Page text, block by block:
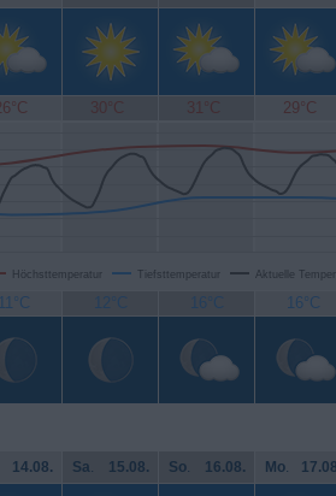
30°C 31°C 29°C
Höchsttemperatur Tiefsttemperatur Aktuelle
11°C 12°C 16°C 16°C
14.08. Sa. 15.08. So. 16.08. Mo.